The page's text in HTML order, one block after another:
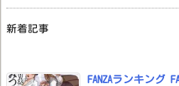
新着記事
FANZAランキング